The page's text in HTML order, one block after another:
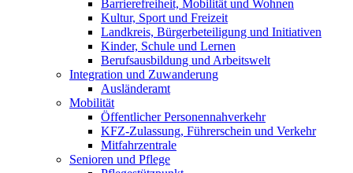
Barrierefreiheit, Mobilität und Wohnen
Kultur, Sport und Freizeit
Landkreis, Bürgerbeteiligung und Initiativen
Kinder, Schule und Lernen
Berufsausbildung und Arbeitswelt
Integration und Zuwanderung
Ausländeramt
Mobilität
Öffentlicher Personennahverkehr
KFZ-Zulassung, Führerschein und Verkehr
Mitfahrzentrale
Senioren und Pflege